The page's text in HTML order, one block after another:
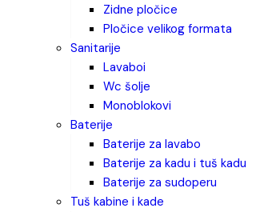
zidne pločice
pločice velikog formata
sanitarije
lavaboi
wc šolje
monoblokovi
baterije
baterije za lavabo
baterije za kadu i tuš kadu
baterije za sudoperu
tuš kabine i kade